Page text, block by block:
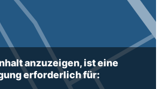
anzuzeigen, ist eine
erforderlich für: